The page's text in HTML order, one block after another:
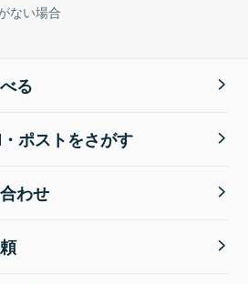
ない場合
る
ポストをさがす
わせ